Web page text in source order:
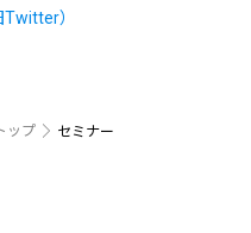
ップ セミナー